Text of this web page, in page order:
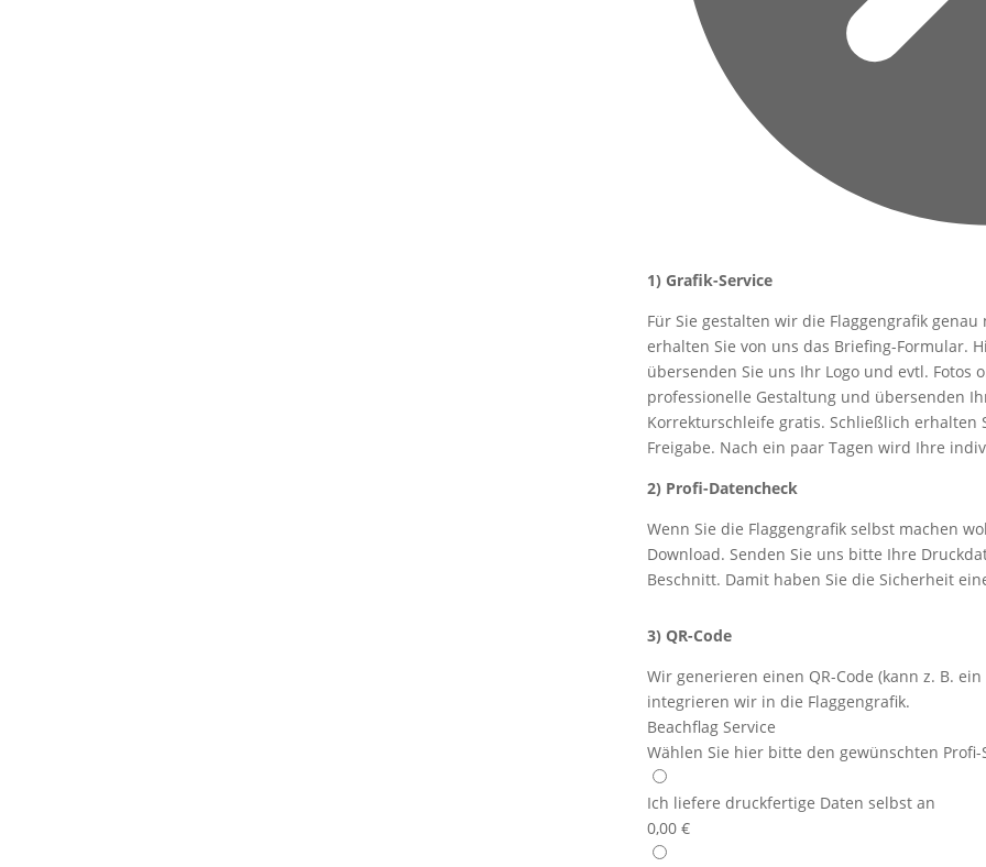
1) Grafik-Service
Für Sie gestalten wir die Flaggengrafik
erhalten Sie von uns das Briefing-Formular.
übersenden Sie uns Ihr Logo und evtl. Fotos
professionelle Gestaltung und übersenden
Korrekturschleife gratis. Schließlich
Freigabe. Nach ein paar Tagen wird Ihre
2) Profi-Datencheck
Wenn Sie die Flaggengrafik selbst machen
Download. Senden Sie uns bitte Ihre
Beschnitt. Damit haben Sie die Sicherheit
3) QR-Code
Wir generieren einen QR-Code (kann z. B.
integrieren wir in die Flaggengrafik.
Beachflag Service
Wählen Sie hier bitte den gewünschten Profi-
Ich liefere druckfertige Daten selbst an
0,00€